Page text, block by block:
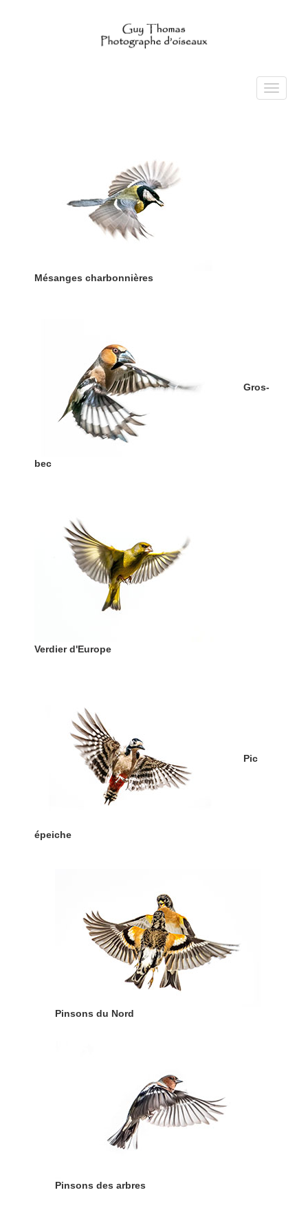
Toggle
Mésanges charbonnières
Gros-
bec
Verdier d'Europe
Pic
épeiche
Pinsons du Nord
Pinsons des arbres